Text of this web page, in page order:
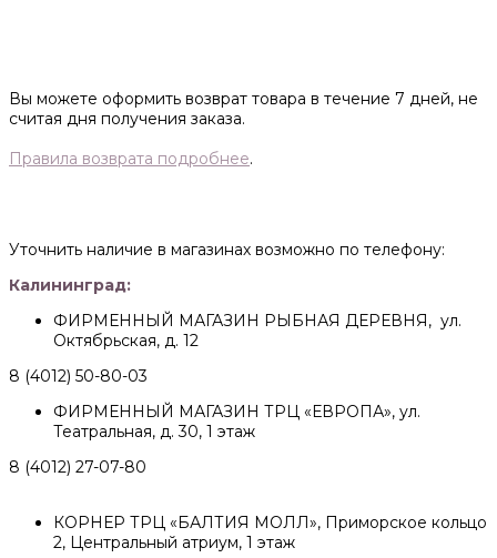
Вы можете оформить возврат товара в течение 7 дней, не
считая дня получения заказа.
Правила возврата подробнее.
Уточнить наличие в магазинах возможно по телефону:
Калининград:
ФИРМЕННЫЙ МАГАЗИН РЫБНАЯ ДЕРЕВНЯ, ул.
Октябрьская, д. 12
8 (4012) 50-80-03
ФИРМЕННЫЙ МАГАЗИН ТРЦ «ЕВРОПА», ул.
Театральная, д. 30, 1 этаж
8 (4012) 27-07-80
КОРНЕР ТРЦ «БАЛТИЯ МОЛЛ», Приморское кольцо
2, Центральный атриум, 1 этаж